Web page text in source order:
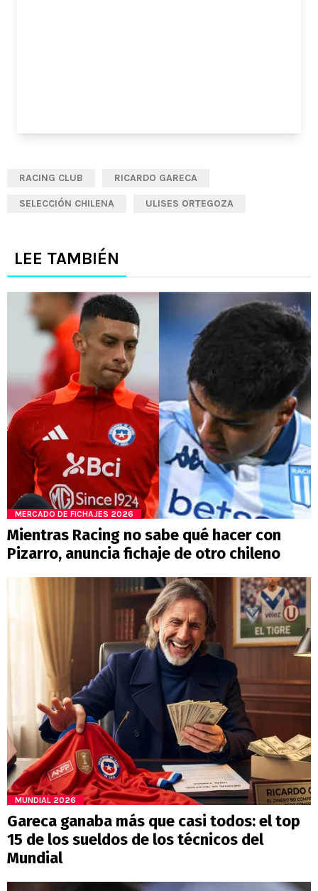
RACING CLUB RICARDO GARECA
SELECCIÓN CHILENA ULISES ORTEGOZA
LEE TAMBIÉN
MERCADO DE FICHAJES 2026
Mientras Racing no sabe qué hacer con
Pizarro, anuncia fichaje de otro chileno
MUNDIAL 2026
Gareca ganaba más que casi todos: el top
15 de los sueldos de los técnicos del
Mundial